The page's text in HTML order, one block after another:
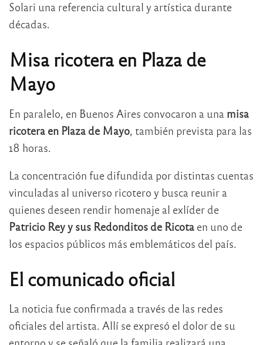
Solari una referencia cultural y artística durante
décadas.
Misa ricotera en Plaza de
Mayo
En paralelo, en Buenos Aires convocaron a una misa
ricotera en Plaza de Mayo , también prevista para las
18 horas.
La concentración fue difundida por distintas cuentas
vinculadas al universo ricotero y busca reunir a
quienes deseen rendir homenaje al exlíder de
Patricio Rey y sus Redonditos de Ricota en uno de
los espacios públicos más emblemáticos del país.
El comunicado oficial
La noticia fue confirmada a través de las redes
oficiales del artista. Allí se expresó el dolor de su